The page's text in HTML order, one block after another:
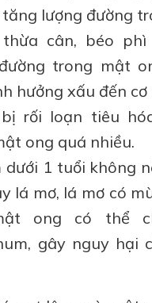
lượng đường
thừa cân, béo
trong mật
hưởng xấu đến cơ
bị rối loạn tiêu
ong quá nhiều.
dưới 1 tuổi không
lá mơ, lá mơ có
ong có thể
gây nguy hại